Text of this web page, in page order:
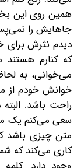
همین روی این
جاهایش را
دیدم نثرش برای
که کنارم
می‌خوانی، به
خوانش خودم از
راحت باشد.
سعی می‌کنم یک
متن چیزی باشد
کاری می‌کند که